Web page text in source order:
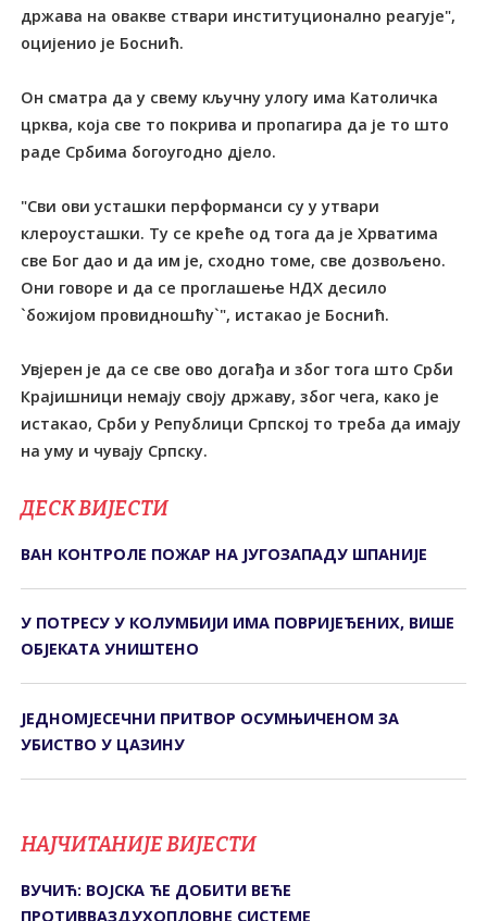
држава на овакве ствари институционално реагује",
оцијенио је Боснић.
Он сматра да у свему кључну улогу има Католичка
црква, која све то покрива и пропагира да је то што
раде Србима богоугодно дјело.
"Сви ови усташки перформанси су у утвари
клероусташки. Ту се креће од тога да је Хрватима
све Бог дао и да им је, сходно томе, све дозвољено.
Они говоре и да се проглашење НДХ десило
`божијом провидношћу`", истакао је Боснић.
Увјерен је да се све ово догађа и због тога што Срби
Крајишници немају своју државу, због чега, како је
истакао, Срби у Републици Српској то треба да имају
на уму и чувају Српску.
ДЕСК ВИЈЕСТИ
ВАН КОНТРОЛЕ ПОЖАР НА ЈУГОЗАПАДУ ШПАНИЈЕ
У ПОТРЕСУ У КОЛУМБИЈИ ИМА ПОВРИЈЕЂЕНИХ, ВИШЕ
ОБЈЕКАТА УНИШТЕНО
ЈЕДНОМЈЕСЕЧНИ ПРИТВОР ОСУМЊИЧЕНОМ ЗА
УБИСТВО У ЦАЗИНУ
НАЈЧИТАНИЈЕ ВИЈЕСТИ
ВУЧИЋ: ВОЈСКА ЋЕ ДОБИТИ ВЕЋЕ
ПРОТИВВАЗДУХОПЛОВНЕ СИСТЕМЕ